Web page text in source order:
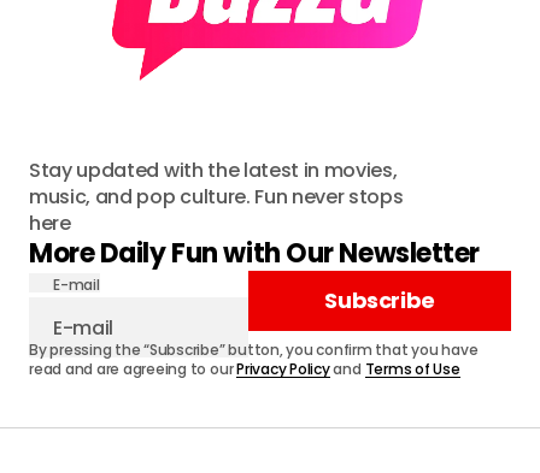
Stay updated with the latest in movies,
music, and pop culture. Fun never stops
here
More Daily Fun with Our Newsletter
E-mail
Subscribe
By pressing the “Subscribe” button, you confirm that you have
read and are agreeing to ourPrivacy Policyand Terms of Use